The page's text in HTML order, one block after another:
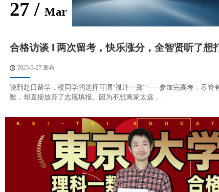
27 / Mar
合格访谈 ‖ 两次留考，快乐涨分，全智贤听了想
2023-3-27 发布
说到赴日留学，楼同学的选择可谓“孤注一掷”——参加完高考，尽管
数，却直接放弃了志愿填报。因为不想离家太远，...